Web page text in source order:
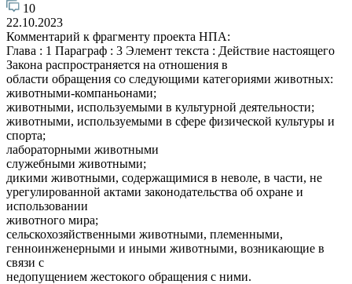
10
22.10.2023
Комментарий к фрагменту проекта НПА:
Глава : 1 Параграф : 3 Элемент текста : Действие настоящего
Закона распространяется на отношения в
области обращения со следующими категориями животных:
животными-компаньонами;
животными, используемыми в культурной деятельности;
животными, используемыми в сфере физической культуры и
спорта;
лабораторными животными
служебными животными;
дикими животными, содержащимися в неволе, в части, не
урегулированной актами законодательства об охране и
использовании
животного мира;
сельскохозяйственными животными, племенными,
генноинженерными и иными животными, возникающие в
связи с
недопущением жестокого обращения с ними.